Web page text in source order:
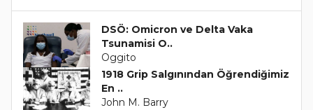
DSÖ: Omicron ve Delta Vaka
Tsunamisi O..
Oggito
1918 Grip Salgınından Öğrendiğimiz
En ..
John M. Barry